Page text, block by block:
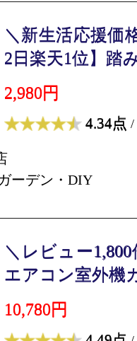
＼新生活応援価
2日楽天1位】踏
2,980円
4.34点 /
ーデン・DIY
＼レビュー
エアコン室外機
10,780円